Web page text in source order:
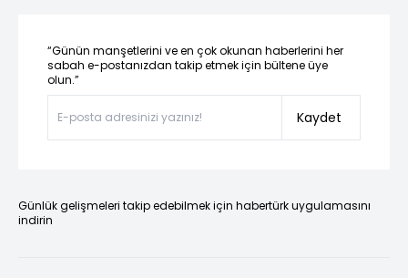
“Günün manşetlerini ve en çok okunan haberlerini her
sabah e-postanızdan takip etmek için bültene üye
olun.”
Kaydet
Günlük gelişmeleri takip edebilmek için habertürk uygulamasını
indirin